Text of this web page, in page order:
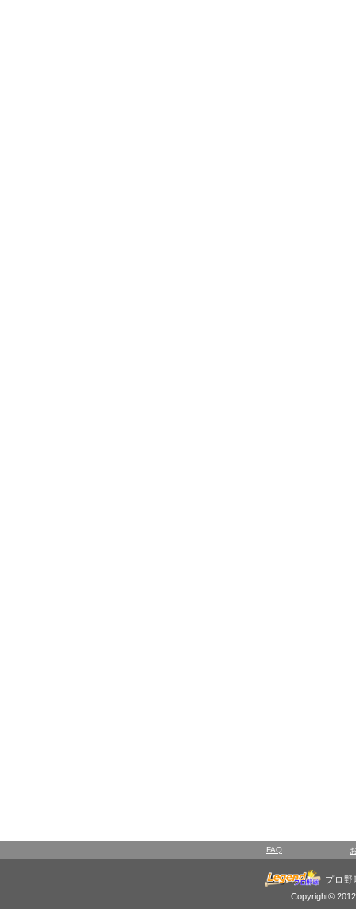
FAQ
プロ
Copyright©